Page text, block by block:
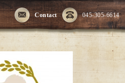
045-305-6614
Contact